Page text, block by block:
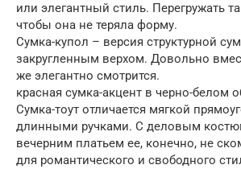
или элегантный стиль. Перегружать
чтобы она не теряла форму.
Сумка-купол – версия структурной
закругленным верхом. Довольно
же элегантно смотрится.
красная сумка-акцент в черно-белом
Сумка-тоут отличается мягкой
длинными ручками. С деловым
вечерним платьем ее, конечно, не
для романтического и свободного